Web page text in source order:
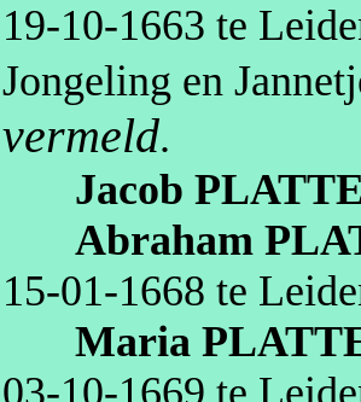
19‑10‑1663 te
Jongeling en
vermeld.
Jacob
Abraham
15‑01‑1668 te
Maria
03‑10‑1669 te